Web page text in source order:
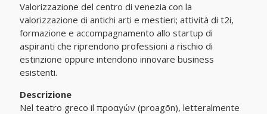
Valorizzazione del centro di venezia con la
valorizzazione di antichi arti e mestieri; attività di t2i,
formazione e accompagnamento allo startup di
aspiranti che riprendono professioni a rischio di
estinzione oppure intendono innovare business
esistenti.
Descrizione
Nel teatro greco il προαγών (proagōn), letteralmente